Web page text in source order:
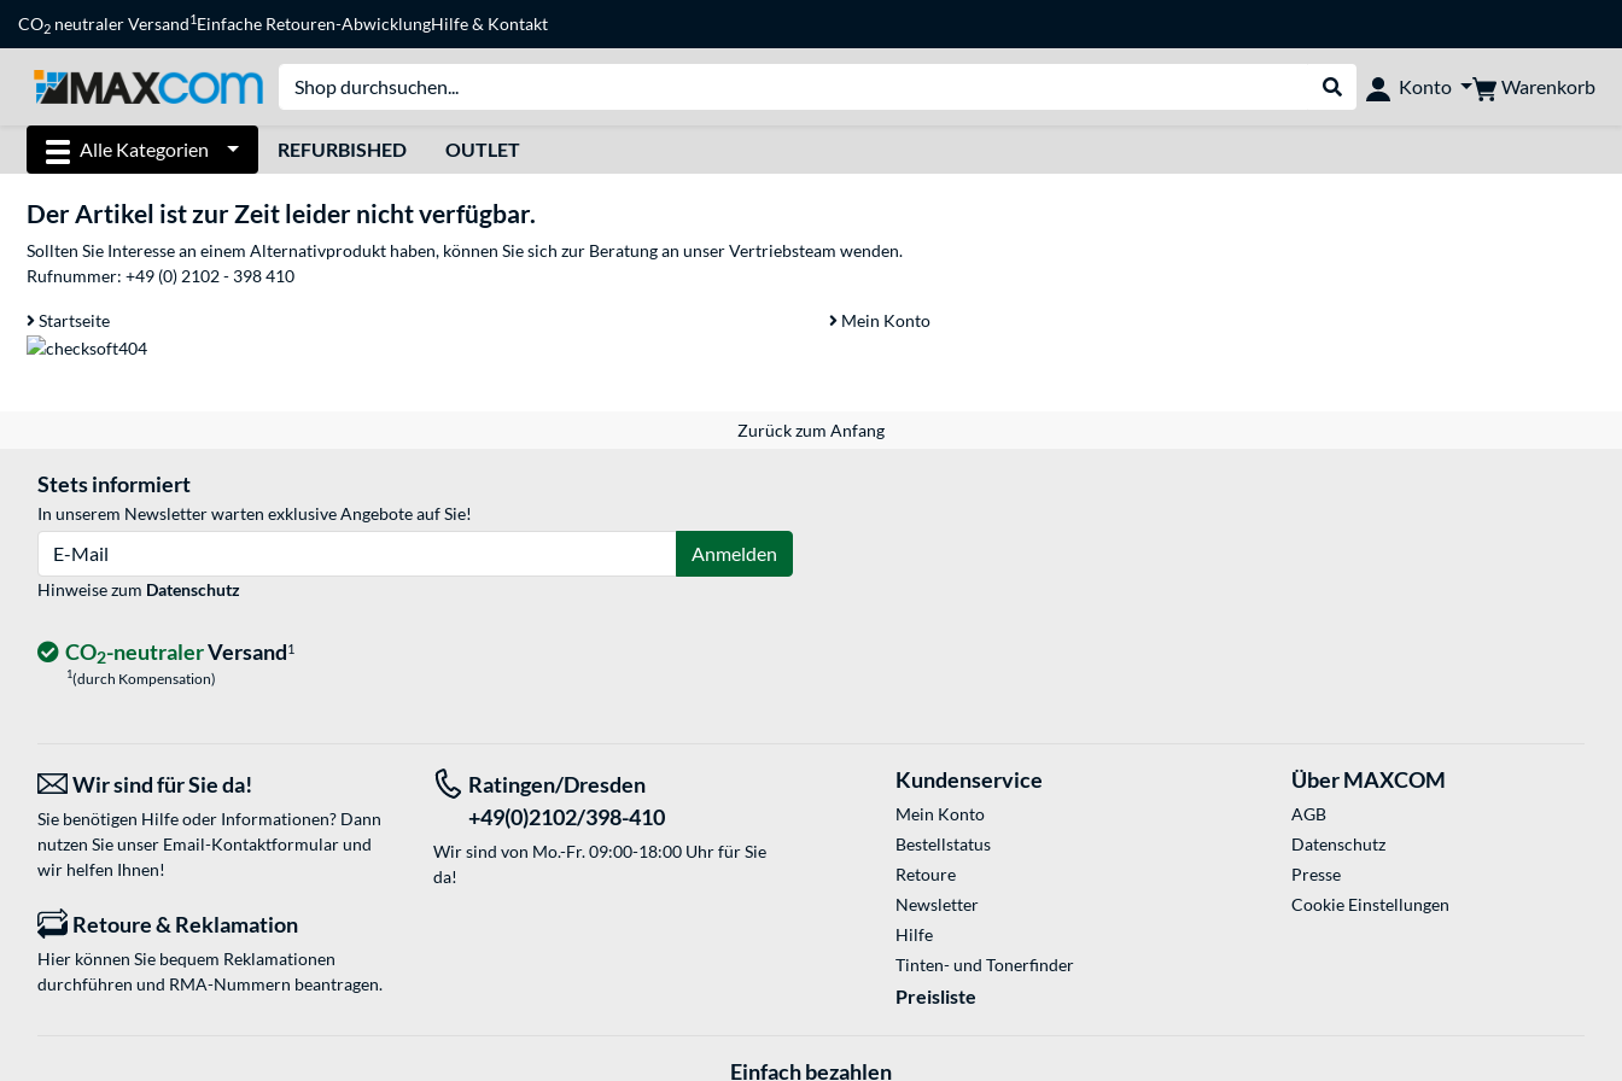
CO2 neutraler Versand1Einfache Retouren-AbwicklungHilfe& Kontakt
Suche durchführen
Konto Warenkorb
Alle Kategorien REFURBISHED OUTLET
Der Artikel ist zur Zeit leider nicht verfügbar.
Sollten Sie Interesse an einem Alternativprodukt haben, können Sie sich zur Beratung an unser Vertriebsteam wenden.
Rufnummer: +49 (0) 2102 - 398 410
Startseite Mein Konto
Zurück zum Anfang
Stets informiert
In unserem Newsletter warten exklusive Angebote auf Sie!
Anmelden
Hinweise zum Datenschutz
CO2-neutralerVersand1
1(durch Kompensation)
Wir sind für Sie da!
Sie benötigen Hilfe oder Informationen? Dann
nutzen Sie unser Email-Kontaktformularund
wir helfen Ihnen!
Ratingen/Dresden
+49(0)2102/398-410
Wir sind von Mo.-Fr. 09:00-18:00 Uhr für Sie
da!
Retoure & Reklamation
Hier können Sie bequem Reklamationen
durchführen und RMA-Nummern beantragen.
Kundenservice
Mein Konto
Bestellstatus
Retoure
Newsletter
Hilfe
Tinten- und Tonerfinder
Preisliste
Über MAXCOM
AGB
Datenschutz
Presse
Cookie Einstellungen
Einfach bezahlen